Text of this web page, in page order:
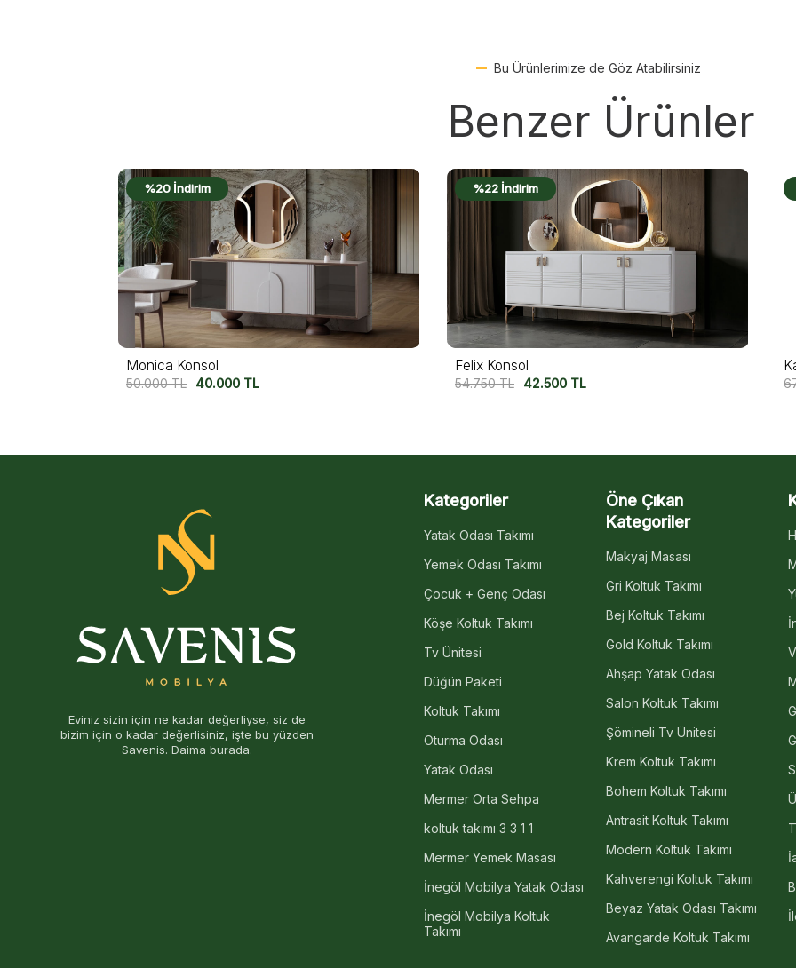
Bu Ürünlerimize de Göz Atabilirsiniz
Benzer Ürünler
%22 İndirim
Felix Konsol
54.750TL 42.500TL
%19 İndirim
Kavala Konsol
67.500TL 55.000TL
Eviniz sizin için ne kadar değerliyse, siz de
bizim için o kadar değerlisiniz, işte bu yüzden
Savenis. Daima burada.
Kategoriler
Yatak Odası Takımı
Yemek Odası Takımı
Çocuk + Genç Odası
Köşe Koltuk Takımı
Tv Ünitesi
Düğün Paketi
Koltuk Takımı
Oturma Odası
Yatak Odası
Mermer Orta Sehpa
koltuk takımı 3 3 1 1
Mermer Yemek Masası
İnegöl Mobilya Yatak Odası
İnegöl Mobilya Koltuk
Takımı
Öne Çıkan
Kategoriler
Makyaj Masası
Gri Koltuk Takımı
Bej Koltuk Takımı
Gold Koltuk Takımı
Ahşap Yatak Odası
Salon Koltuk Takımı
Şömineli Tv Ünitesi
Krem Koltuk Takımı
Bohem Koltuk Takımı
Antrasit Koltuk Takımı
Modern Koltuk Takımı
Kahverengi Koltuk Takımı
Beyaz Yatak Odası Takımı
Avangarde Koltuk Takımı